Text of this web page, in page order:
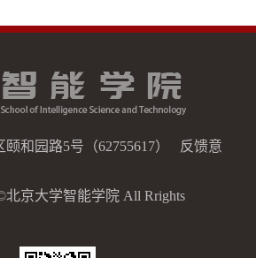
颐和园路5号（62755617） 反馈意
北京大学智能学院 All Rrights